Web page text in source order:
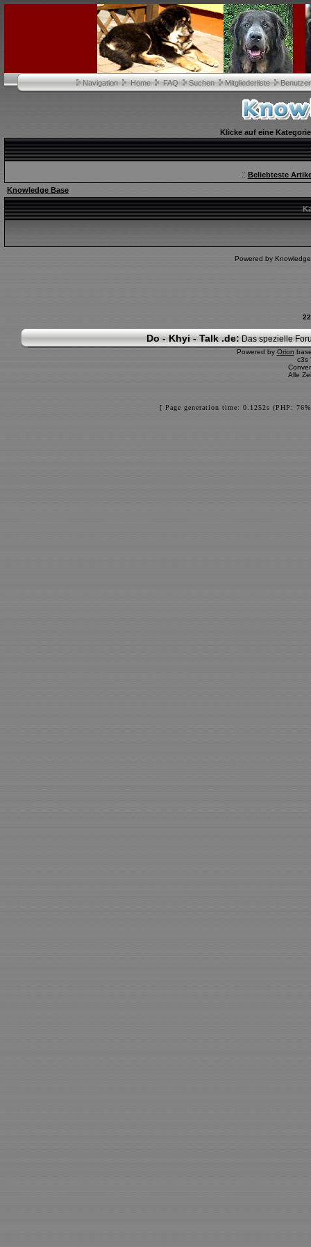
Navigation Home FAQ Suchen Mitgliederliste
Klicke auf eine
:: Beliebteste
Knowledge Base
Powered by
Do - Khyi - Talk .de: Das spezielle
Powered by Orion
c3s
Alle
[ Page generation time: 0.1252s (PHP: